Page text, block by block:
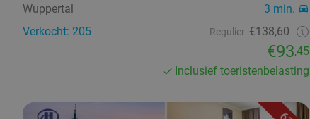
Wuppertal
3 min.
Verkocht: 205
Regulier €138,60
€93,45
Inclusief toeristenbelasting